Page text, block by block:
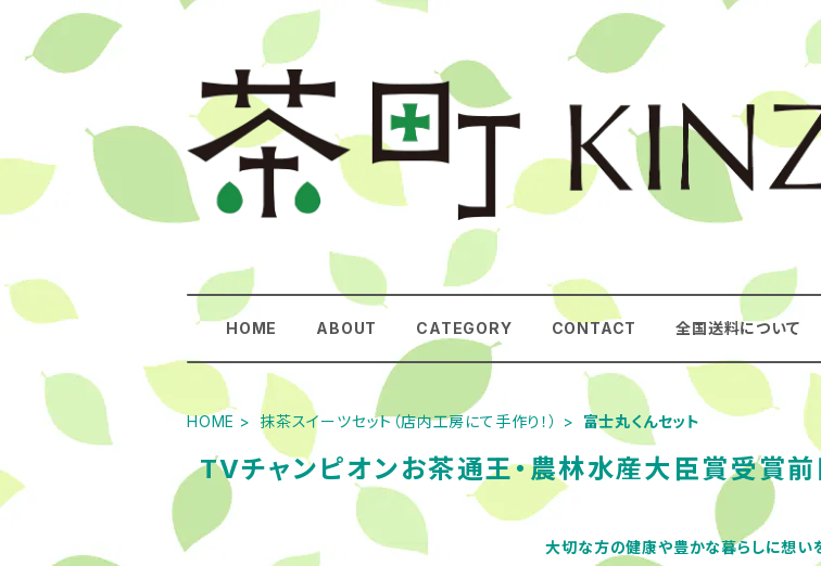
HOME ABOUT CATEGORY CONTACT 全国送料について
HOME 抹茶スイーツセット（店内工房にて手作り！） 富士丸くんセット
TVチャンピオンお茶通王・農林水産大臣賞受賞
大切な方の健康や豊かな暮らしに想い